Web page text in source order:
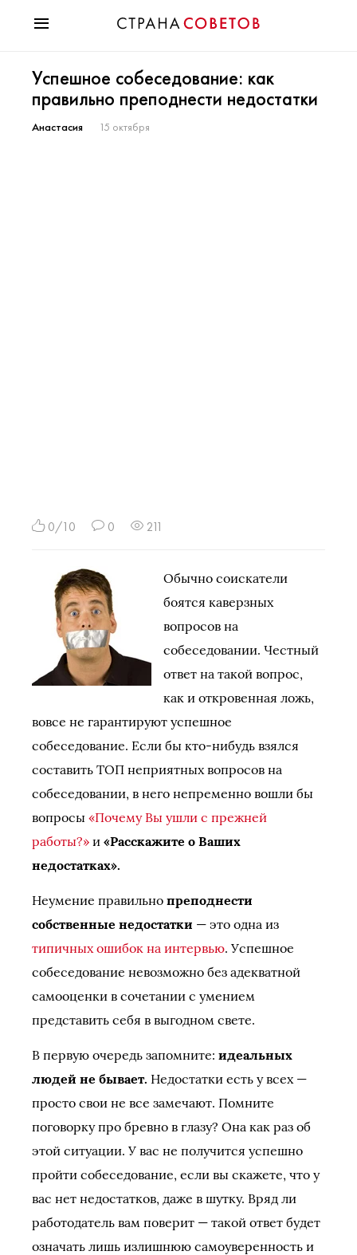
Мода
Звезды
Гороскопы
Успешное собеседование: как
правильно преподнести недостатки
Анастасия 15 октября
0/10 0 211
Обычно соискатели
боятся каверзных
вопросов на
собеседовании. Честный
ответ на такой вопрос,
как и откровенная ложь,
вовсе не гарантируют успешное
собеседование. Если бы кто-нибудь взялся
составить ТОП неприятных вопросов на
собеседовании, в него непременно вошли бы
вопросы «Почему Вы ушли с прежней
работы?» и «Расскажите о Ваших
недостатках».
Неумение правильно преподнести
собственные недостатки — это одна из
типичных ошибок на интервью. Успешное
собеседование невозможно без адекватной
самооценки в сочетании с умением
представить себя в выгодном свете.
В первую очередь запомните: идеальных
людей не бывает. Недостатки есть у всех —
просто свои не все замечают. Помните
поговорку про бревно в глазу? Она как раз об
этой ситуации. У вас не получится успешно
пройти собеседование, если вы скажете, что у
вас нет недостатков, даже в шутку. Вряд ли
работодатель вам поверит — такой ответ будет
означать лишь излишнюю самоуверенность и